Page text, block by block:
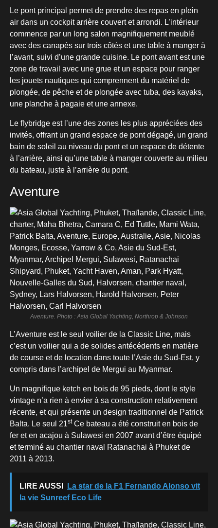
Le pont principal permet de prendre des repas en plein
air dans un cockpit arrière couvert et arrondi. L’intérieur
commence par un long salon magnifiquement meublé
avec des canapés sur trois côtés et une table à manger à
l’avant, suivi d’une grande cuisine. Le pont avant est une
zone de travail avec une grue et un espace pour ranger
les jouets nautiques qui comprennent du matériel de
plongée, de pêche et de plongée avec tuba, des kayaks,
une planche à pagaie et une annexe.
Le flybridge est l’une des zones les plus appréciées des
invités, offrant un grand espace de pont dégagé, un grand
bain de soleil au niveau du pont et un espace de détente
à l’arrière, ainsi qu’une table à manger couverte au milieu
du bateau, juste à l’arrière du pont.
Aventure
Aventure. Photo : Asia Global Yachting, Northrop & Johnson
L’Aventure est le seul voilier de la Classic Line, mais
c’est un voilier qui a de solides antécédents en matière
de course et de location dans toute l’Asie du Sud-Est, y
compris dans l’archipel de Mergui au Myanmar.
Un magnifique ketch en bois de 95 pieds, dont le style
vintage n’a rien à envier à sa construction relativement
récente, et qui présente un design traditionnel de Patrick
Balta. Le seul 21stCe bateau a été construit en bois de
fer et en acajou à Sulawesi en 2007 avant d’être équipé
et terminé au chantier naval Ratanachai à Phuket de
2011 à 2013.
LIRE AUSSI
La star de la F1 Fernando Alonso vit
la vie Sunreef Eco Life